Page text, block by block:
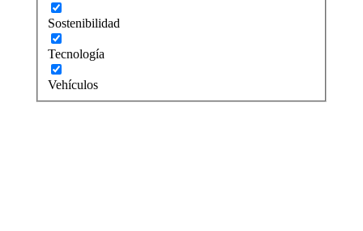
Sostenibilidad
Tecnología
Vehículos